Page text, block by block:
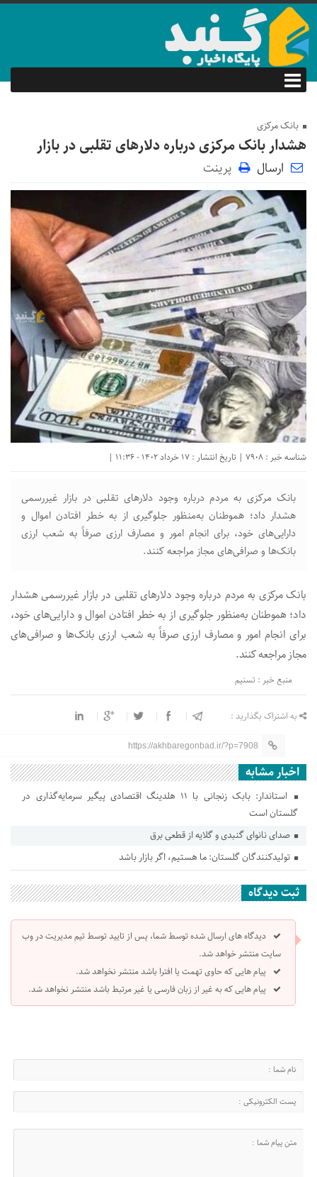
بانک مرکزی
هشدار بانک مرکزی درباره دلارهای تقلبی در بازار
ارسال پرینت
شناسه خبر : 7908 | تاریخ انتشار : 17 خرداد 1402 - 11:36 |
بانک مرکزی به مردم درباره وجود دلارهای تقلبی در بازار غیررسمی
هشدار داد؛ هموطنان به‌منظور جلوگیری از به خطر افتادن اموال و
دارایی‌های خود، برای انجام امور و مصارف ارزی صرفاً به شعب ارزی
بانک‌ها و صرافی‌های مجاز مراجعه کنند.
بانک مرکزی به مردم درباره وجود دلارهای تقلبی در بازار غیررسمی هشدار
داد؛ هموطنان به‌منظور جلوگیری از به خطر افتادن اموال و دارایی‌های خود،
برای انجام امور و مصارف ارزی صرفاً به شعب ارزی بانک‌ها و صرافی‌های
مجاز مراجعه کنند.
منبع خبر : تسنیم
به اشتراک بگذارید :
https://akhbaregonbad.ir/?p=7908
اخبار مشابه
استاندار: بابک زنجانی با ۱۱ هلدینگ اقتصادی پیگیر سرمایه‌گذاری در
گلستان است
صدای نانوای گنبدی و گلایه از قطعی برق
تولیدکنندگان گلستان: ما هستیم، اگر بازار باشد
ثبت دیدگاه
دیدگاه های ارسال شده توسط شما، پس از تایید توسط تیم مدیریت در وب
سایت منتشر خواهد شد.
پیام هایی که حاوی تهمت یا افترا باشد منتشر نخواهد شد.
پیام هایی که به غیر از زبان فارسی یا غیر مرتبط باشد منتشر نخواهد شد.